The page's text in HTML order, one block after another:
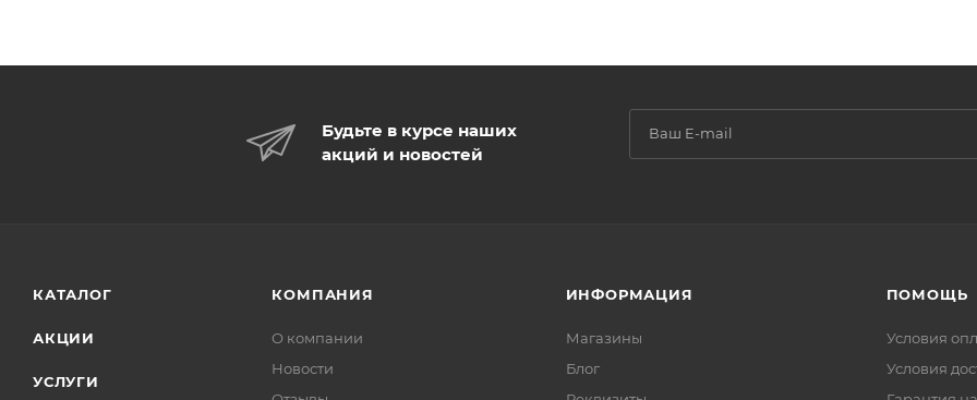
Будьте в курсе наших
акций и новостей
КАТАЛОГ
АКЦИИ
УСЛУГИ
КОМПАНИЯ
О компании
Новости
ИНФОРМАЦИЯ
Магазины
Блог
ПОМОЩЬ
Условия
Условия